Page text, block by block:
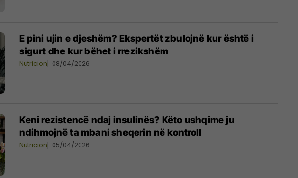
E pini ujin e djeshëm? Ekspertët zbulojnë kur është i
sigurt dhe kur bëhet i rrezikshëm
Nutricion 08/04/2026
Keni rezistencë ndaj insulinës? Këto ushqime ju
ndihmojnë ta mbani sheqerin në kontroll
Nutricion 05/04/2026